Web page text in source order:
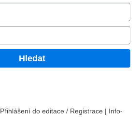
Hledat
Přihlášení do editace / Registrace | Info-